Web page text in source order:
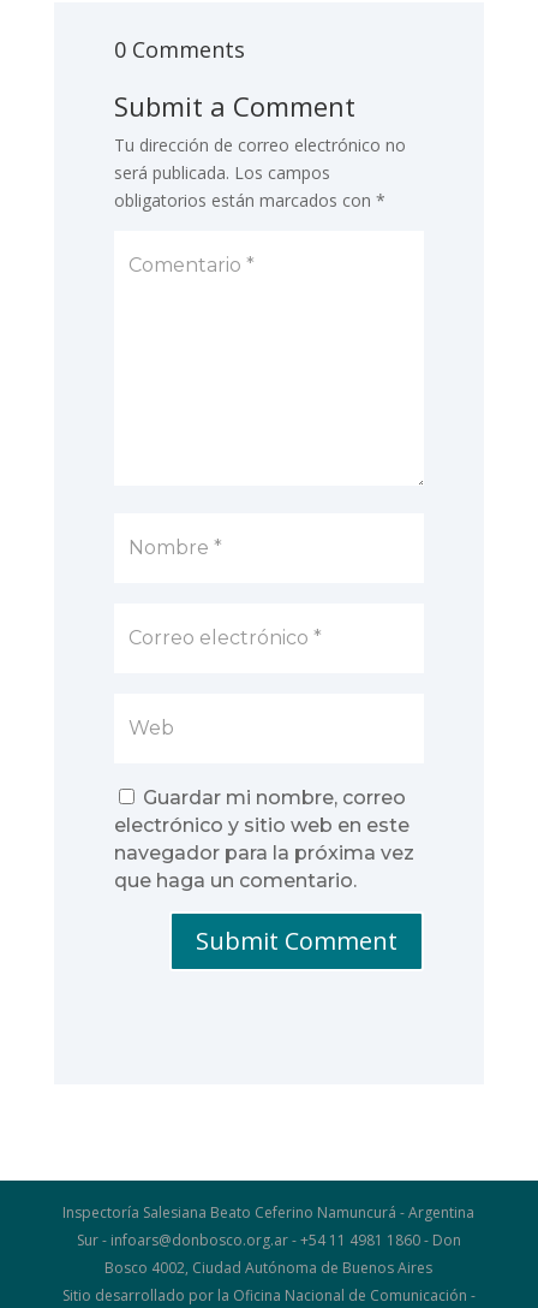
0 Comments
Submit a Comment
Tu dirección de correo electrónico no
será publicada. Los campos
obligatorios están marcados con *
Guardar mi nombre, correo
electrónico y sitio web en este
navegador para la próxima vez
que haga un comentario.
Submit Comment
Inspectoría Salesiana Beato Ceferino Namuncurá - Argentina
Sur - infoars@donbosco.org.ar - +54 11 4981 1860 - Don
Bosco 4002, Ciudad Autónoma de Buenos Aires
Sitio desarrollado por la Oficina Nacional de Comunicación -